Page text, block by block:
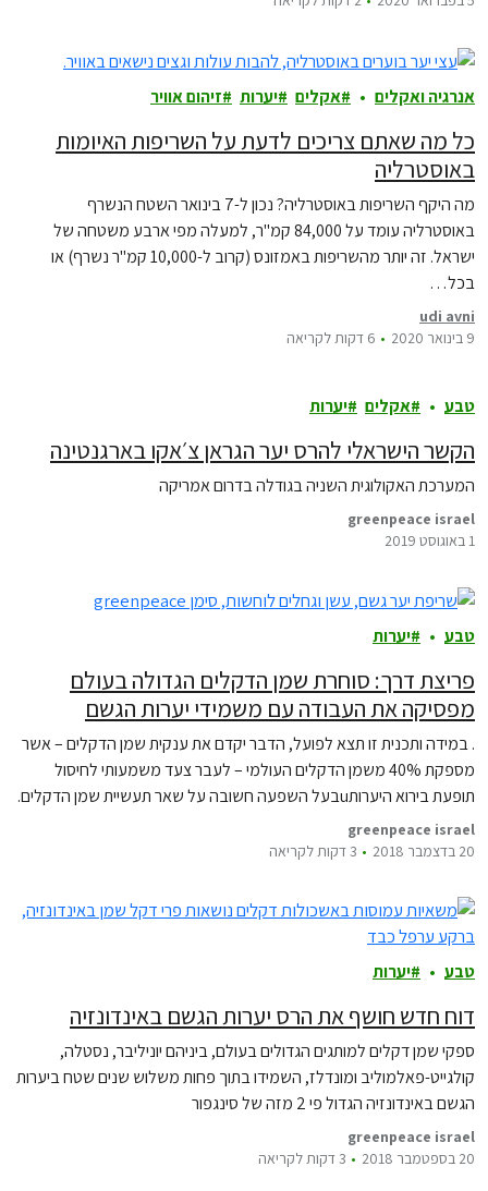
אנרגיה ואקלים אקלים יערות זיהום אוויר
כל מה שאתם צריכים לדעת על השריפות האיומות
באוסטרליה
מה היקף השריפות באוסטרליה? נכון ל-7 בינואר השטח הנשרף
באוסטרליה עומד על 84,000 קמ"ר, למעלה מפי ארבע משטחה של
ישראל. זה יותר מהשריפות באמזונס (קרוב ל-10,000 קמ"ר נשרף) או
בכל…
udi avni
9 בינואר 2020
6 דקות לקריאה
טבע אקלים יערות
הקשר הישראלי להרס יער הגראן צ׳אקו בארגנטינה
המערכת האקולוגית השניה בגודלה בדרום אמריקה
greenpeace israel
1 באוגוסט 2019
טבע יערות
פריצת דרך: סוחרת שמן הדקלים הגדולה בעולם
מפסיקה את העבודה עם משמידי יערות הגשם
. במידה ותכנית זו תצא לפועל, הדבר יקדם את ענקית שמן הדקלים – אשר
מספקת 40% משמן הדקלים העולמי – לעבר צעד משמעותי לחיסול
תופעת בירוא היערותuבעל השפעה חשובה על שאר תעשיית שמן הדקלים.
greenpeace israel
20 בדצמבר 2018
3 דקות לקריאה
טבע יערות
דוח חדש חושף את הרס יערות הגשם באינדונזיה
ספקי שמן דקלים למותגים הגדולים בעולם, ביניהם יוניליבר, נסטלה,
קולגייט-פאלמוליב ומונדלז, השמידו בתוך פחות משלוש שנים שטח ביערות
הגשם באינדונזיה הגדול פי 2 מזה של סינגפור
greenpeace israel
20 בספטמבר 2018
3 דקות לקריאה